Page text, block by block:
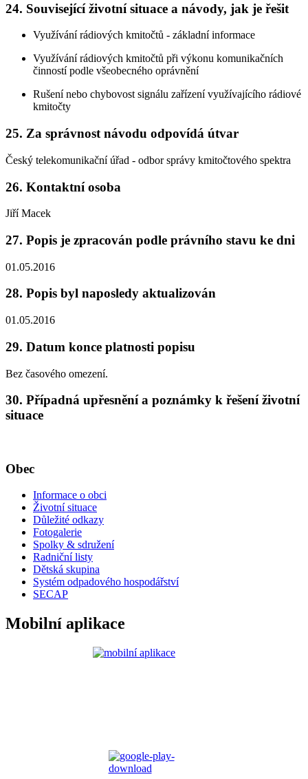
24. Související životní situace a návody, jak je řešit
Využívání rádiových kmitočtů - základní informace
Využívání rádiových kmitočtů při výkonu komunikačních
činností podle všeobecného oprávnění
Rušení nebo chybovost signálu zařízení využívajícího rádiové
kmitočty
25. Za správnost návodu odpovídá útvar
Český telekomunikační úřad - odbor správy kmitočtového spektra
26. Kontaktní osoba
Jiří Macek
27. Popis je zpracován podle právního stavu ke dni
01.05.2016
28. Popis byl naposledy aktualizován
01.05.2016
29. Datum konce platnosti popisu
Bez časového omezení.
30. Případná upřesnění a poznámky k řešení životní
situace
Obec
Informace o obci
Životní situace
Důležité odkazy
Fotogalerie
Spolky & sdružení
Radniční listy
Dětská skupina
Systém odpadového hospodářství
SECAP
Mobilní aplikace